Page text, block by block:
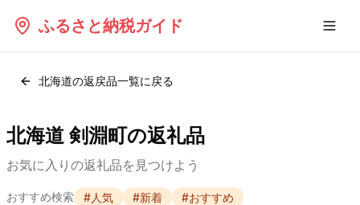
ふるさと納税ガイド
北海道の返戻品一覧に戻る
北海道 剣淵町の返礼品
お気に入りの返礼品を見つけよう
おすすめ検索 #人気 #新着 #おすすめ